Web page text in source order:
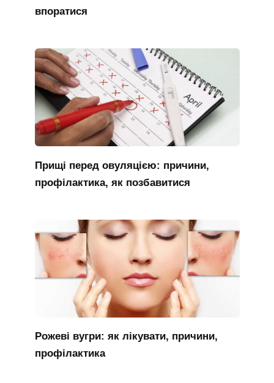
впоратися
Прищі перед овуляцією: причини,
профілактика, як позбавитися
Рожеві вугри: як лікувати, причини,
профілактика